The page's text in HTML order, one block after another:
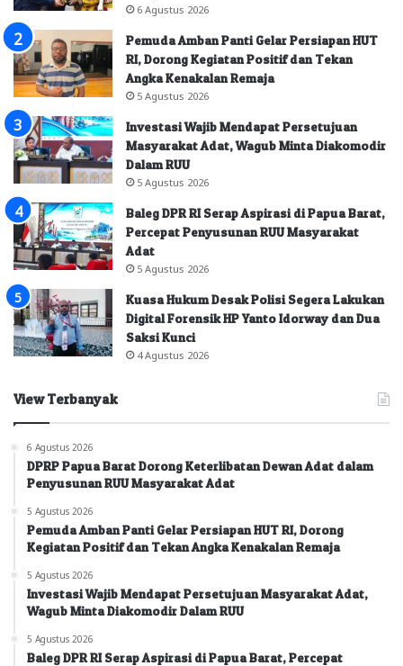
6 Agustus 2026
Pemuda Amban Panti Gelar Persiapan HUT
RI, Dorong Kegiatan Positif dan Tekan
Angka Kenakalan Remaja
5 Agustus 2026
Investasi Wajib Mendapat Persetujuan
Masyarakat Adat, Wagub Minta Diakomodir
Dalam RUU
5 Agustus 2026
Baleg DPR RI Serap Aspirasi di Papua Barat,
Percepat Penyusunan RUU Masyarakat
Adat
5 Agustus 2026
Kuasa Hukum Desak Polisi Segera Lakukan
Digital Forensik HP Yanto Idorway dan Dua
Saksi Kunci
4 Agustus 2026
View Terbanyak
6 Agustus 2026
DPRP Papua Barat Dorong Keterlibatan Dewan Adat dalam
Penyusunan RUU Masyarakat Adat
5 Agustus 2026
Pemuda Amban Panti Gelar Persiapan HUT RI, Dorong
Kegiatan Positif dan Tekan Angka Kenakalan Remaja
5 Agustus 2026
Investasi Wajib Mendapat Persetujuan Masyarakat Adat,
Wagub Minta Diakomodir Dalam RUU
5 Agustus 2026
Baleg DPR RI Serap Aspirasi di Papua Barat, Percepat